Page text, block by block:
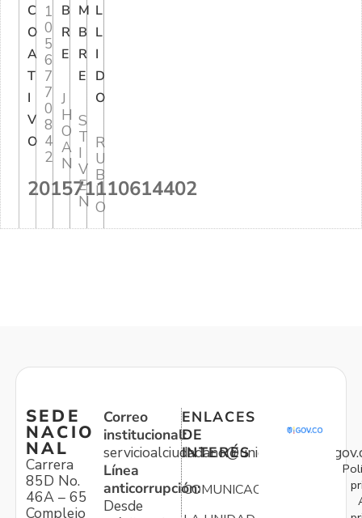
C
O
A
T
I
V
O
201571110614402
1
0
5
6
7
7
0
8
4
2
B
R
E
J
H
O
A
N
M
B
R
E
S
T
I
V
E
N
L
L
I
D
O
R
U
B
I
O
SEDE
NACIO
NAL
Carrera
85D No.
46A – 65
Complejo
Correo
institucional:
Línea
anticorrupción:
Desde
ENLACES
DE
INTERÉS
COMUNICACIONES